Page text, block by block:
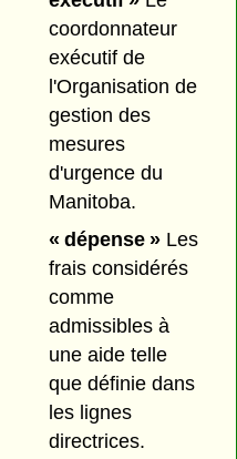
coordonnateur
exécutif de
l'Organisation de
gestion des
mesures
d'urgence du
Manitoba.
« dépense »Les
frais considérés
comme
admissibles à
une aide telle
que définie dans
les lignes
directrices.